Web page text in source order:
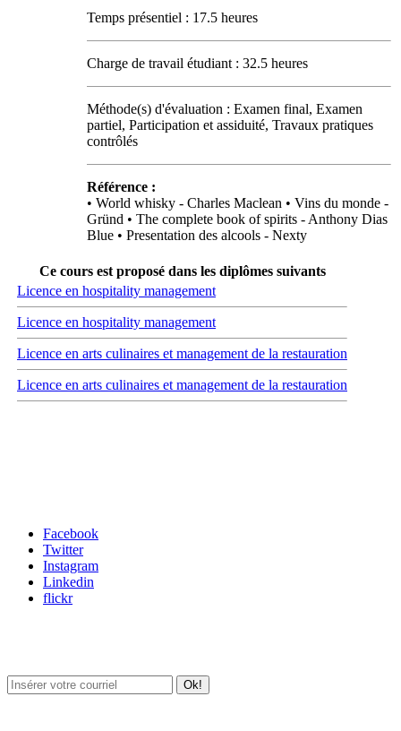
Temps présentiel : 17.5 heures
Charge de travail étudiant : 32.5 heures
Méthode(s) d'évaluation : Examen final, Examen
partiel, Participation et assiduité, Travaux pratiques
contrôlés
Référence :
• World whisky - Charles Maclean • Vins du monde -
Gründ • The complete book of spirits - Anthony Dias
Blue • Presentation des alcools - Nexty
Ce cours est proposé dans les diplômes suivants
Licence en hospitality management
Licence en hospitality management
Licence en arts culinaires et management de la restauration
Licence en arts culinaires et management de la restauration
Facebook
Twitter
Instagram
Linkedin
flickr